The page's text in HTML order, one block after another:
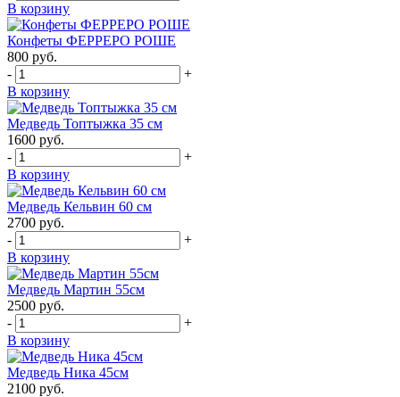
В корзину
Конфеты ФЕРРЕРО РОШЕ
800 руб.
-
+
В корзину
Медведь Топтыжка 35 см
1600 руб.
-
+
В корзину
Медведь Кельвин 60 см
2700 руб.
-
+
В корзину
Медведь Мартин 55см
2500 руб.
-
+
В корзину
Медведь Ника 45см
2100 руб.